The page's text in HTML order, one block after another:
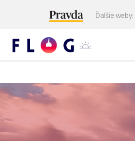
Ďalšie weby: